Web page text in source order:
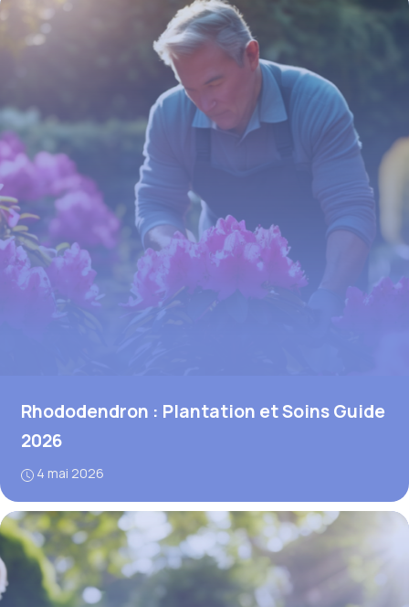
Rhododendron : Plantation et Soins Guide
2026
4 mai 2026